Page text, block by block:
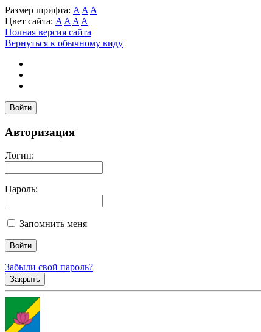
Размер шрифта: A A A
Цвет сайта: A A A A
Полная версия сайта
Вернуться к обычному виду
Войти
Авторизация
Логин:
Пароль:
Запомнить меня
Забыли свой пароль?
Закрыть